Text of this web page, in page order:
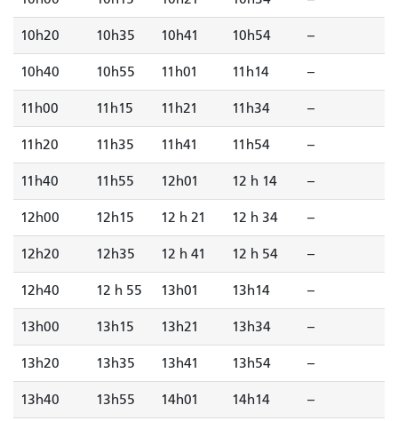
10h20 10h35 10h41 10h54 --
10h40 10h55 11h01 11h14 --
11h00 11h15 11h21 11h34 --
11h20 11h35 11h41 11h54 --
11h40 11h55 12h01 12 h 14 --
12h00 12h15 12 h 21 12 h 34 --
12h20 12h35 12 h 41 12 h 54 --
12h40 12 h 55 13h01 13h14 --
13h00 13h15 13h21 13h34 --
13h20 13h35 13h41 13h54 --
13h40 13h55 14h01 14h14 --